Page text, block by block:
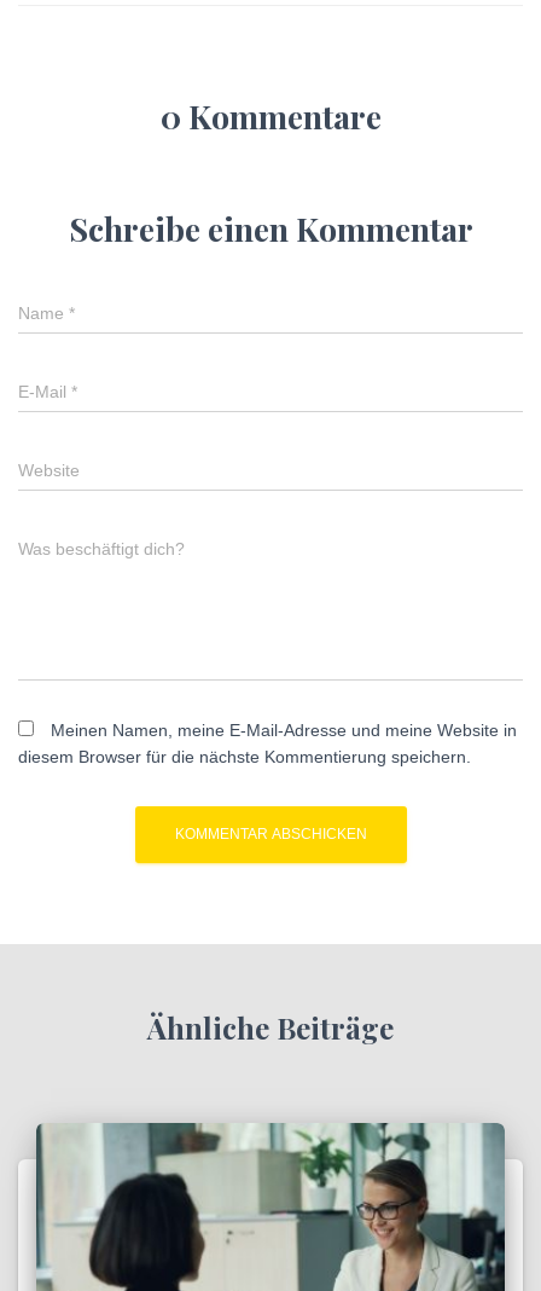
0 Kommentare
Schreibe einen Kommentar
Name *
E-Mail *
Website
Was beschäftigt dich?
Meinen Namen, meine E-Mail-Adresse und meine Website in
diesem Browser für die nächste Kommentierung speichern.
Ähnliche Beiträge